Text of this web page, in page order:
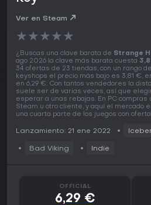
Ver en Steam
★★★★★
¿Buscas una clave barata de Strange
ago 2026 la clave más barata cuesta
34 ofertas de 23 tiendas, con un rango de
keyshops el precio más bajo es 3,81 €,
en 6,29 €. Con tantos vendedores la
suele ser de varias veces, así que
esperar a unas rebajas. En PC compras
Steam u otro cliente, y aquí el mercado
una cuarta parte de los juegos con
Lanzamiento: 21 ene 2022
Bad Viking Indie
OFFICIAL
6,29 €